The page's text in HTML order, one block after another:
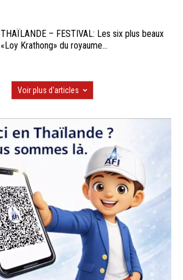
THAÏLANDE – FESTIVAL: Les six plus beaux
«Loy Krathong» du royaume...
Voir plus d'articles